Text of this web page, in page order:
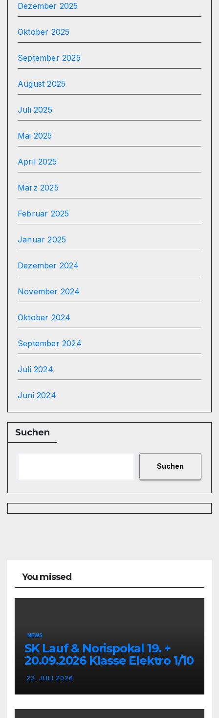
Dezember 2025
Oktober 2025
September 2025
August 2025
Juli 2025
Mai 2025
April 2025
März 2025
Februar 2025
Januar 2025
Dezember 2024
November 2024
Oktober 2024
September 2024
Juli 2024
Juni 2024
Suchen
Suchen
You missed
NEWS
SK Lauf & Norispokal 19. +
20.09.2026 Klasse Elektro 1/10
22. JULI 2026